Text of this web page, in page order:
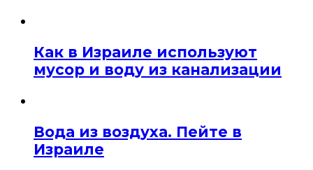
Как в Израиле используют
мусор и воду из канализации
Вода из воздуха. Пейте в
Израиле